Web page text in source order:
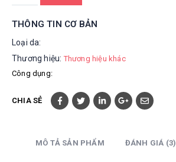
THÔNG TIN CƠ BẢN
Loại da:
Thương hiệu: Thương hiệu khác
Công dụng:
CHIA SẺ
MÔ TẢ SẢN PHẨM ĐÁNH GIÁ (3)